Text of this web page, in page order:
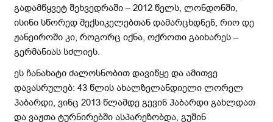
გადამწყვეტ შეხვედრაში – 2012 წელს, ლონდონში,
ისინი სწორედ მექსიკელებთან დამარცხდნენ, რიო დე
ჟანეიროში კი, როგორც იქნა, ოქროთი გაიხარეს –
გერმანიას სძლიეს.
ეს ჩანახატი ძალოსნობით დავიწყე და ამითვე
დავასრულებ: 43 წლის ახალზელანდიელი ლორელ
ჰაბარდი, ვინც 2013 წლამდე გევინ ჰაბარდი გახლდათ
და ვაჟთა ტურნირებში ასპარეზობდა, გუშინ